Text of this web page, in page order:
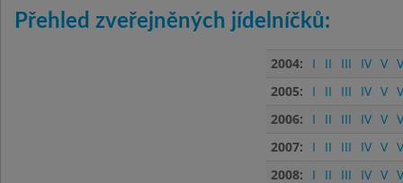
Přehled zveřejněných jídelníčků:
2004: I II III IV V
2005:
I II III IV V
2006:
I II III IV V
2007:
I II III IV V
2008:
I II III IV V